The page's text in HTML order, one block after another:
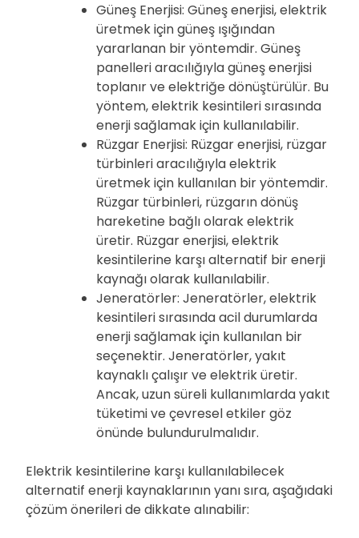
Güneş Enerjisi: Güneş enerjisi, elektrik
üretmek için güneş ışığından
yararlanan bir yöntemdir. Güneş
panelleri aracılığıyla güneş enerjisi
toplanır ve elektriğe dönüştürülür. Bu
yöntem, elektrik kesintileri sırasında
enerji sağlamak için kullanılabilir.
Rüzgar Enerjisi: Rüzgar enerjisi, rüzgar
türbinleri aracılığıyla elektrik
üretmek için kullanılan bir yöntemdir.
Rüzgar türbinleri, rüzgarın dönüş
hareketine bağlı olarak elektrik
üretir. Rüzgar enerjisi, elektrik
kesintilerine karşı alternatif bir enerji
kaynağı olarak kullanılabilir.
Jeneratörler: Jeneratörler, elektrik
kesintileri sırasında acil durumlarda
enerji sağlamak için kullanılan bir
seçenektir. Jeneratörler, yakıt
kaynaklı çalışır ve elektrik üretir.
Ancak, uzun süreli kullanımlarda yakıt
tüketimi ve çevresel etkiler göz
önünde bulundurulmalıdır.
Elektrik kesintilerine karşı kullanılabilecek
alternatif enerji kaynaklarının yanı sıra, aşağıdaki
çözüm önerileri de dikkate alınabilir: